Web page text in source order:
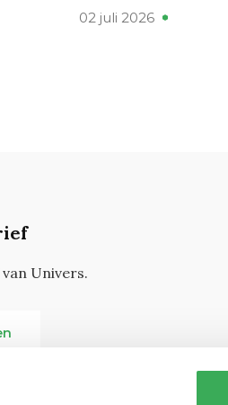
02 juli 2026
Univers.